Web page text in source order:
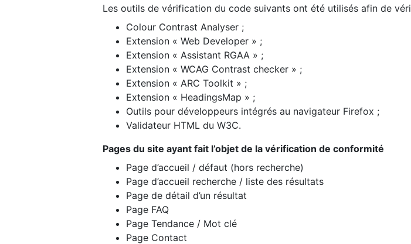
Les outils de vérification du code suivants ont été utilisés afin de
Colour Contrast Analyser ;
Extension « Web Developer » ;
Extension « Assistant RGAA » ;
Extension « WCAG Contrast checker » ;
Extension « ARC Toolkit » ;
Extension « HeadingsMap » ;
Outils pour développeurs intégrés au navigateur Firefox ;
Validateur HTML du W3C.
Pages du site ayant fait l’objet de la vérification de conformité
Page d’accueil / défaut (hors recherche)
Page d’accueil recherche / liste des résultats
Page de détail d’un résultat
Page FAQ
Page Tendance / Mot clé
Page Contact